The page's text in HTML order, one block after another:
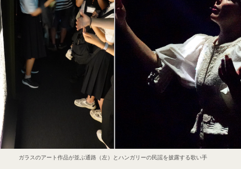
ガラスのアート作品が並ぶ通路（左）とハンガリーの民謡を披露する歌い手